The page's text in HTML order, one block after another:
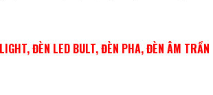
ĐÈN LED BULT, ĐÈN PHA, ĐÈN ÂM TRẦN